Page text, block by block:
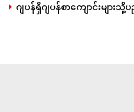
ဂျပန်ရှိဂျပန်စာကျောင်းများ